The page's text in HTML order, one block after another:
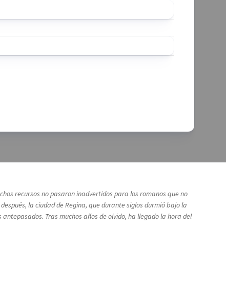
recursos no pasaron inadvertidos para los romanos que no
la ciudad de Regina, que durante siglos durmió bajo la
Tras muchos años de olvido, ha llegado la hora del